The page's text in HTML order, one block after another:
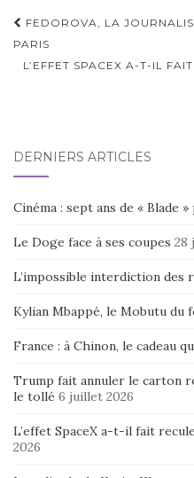
Navigation
d'article
FEDOROVA, LA
PARIS
L’EFFET SPACEX A-T-IL
DERNIERS ARTICLES
Cinéma : sept ans de « Blade
Le Doge face à ses coupes 28
L’impossible interdiction des
Kylian Mbappé, le Mobutu du
France : à Chinon, le cadeau
Trump fait annuler le carton
le tollé 6 juillet 2026
L’effet SpaceX a-t-il fait
2026